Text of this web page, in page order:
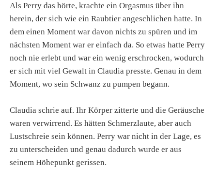
Als Perry das hörte, krachte ein Orgasmus über ihn
herein, der sich wie ein Raubtier angeschlichen hatte. In
dem einen Moment war davon nichts zu spüren und im
nächsten Moment war er einfach da. So etwas hatte Perry
noch nie erlebt und war ein wenig erschrocken, wodurch
er sich mit viel Gewalt in Claudia presste. Genau in dem
Moment, wo sein Schwanz zu pumpen begann.
Claudia schrie auf. Ihr Körper zitterte und die Geräusche
waren verwirrend. Es hätten Schmerzlaute, aber auch
Lustschreie sein können. Perry war nicht in der Lage, es
zu unterscheiden und genau dadurch wurde er aus
seinem Höhepunkt gerissen.